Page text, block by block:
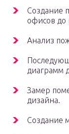
Создание
офисов до
Анализ
диаграмм
Замер
дизайна.
Создание